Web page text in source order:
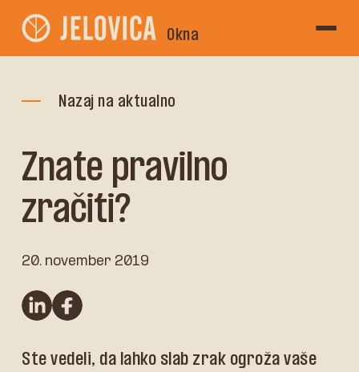
Okna
Nazaj na aktualno
Znate pravilno
zračiti?
20. november 2019
linkedinFacebook
Ste vedeli, da lahko slab zrak ogroža vaše